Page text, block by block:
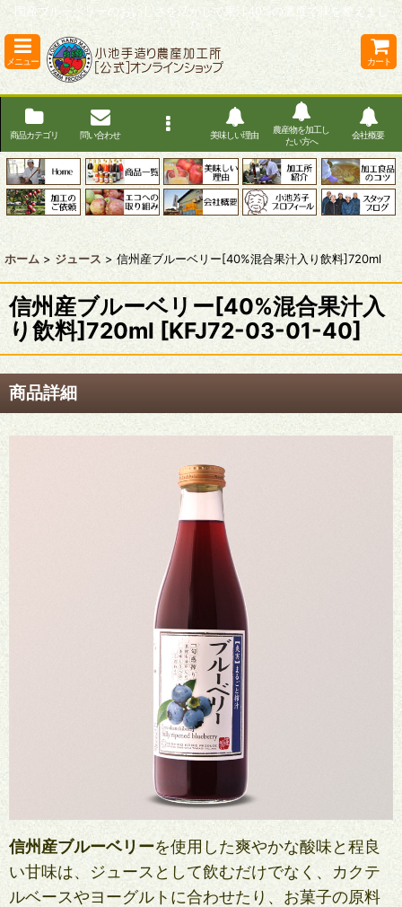
国産ブルーベリーのおいしさを活かして果汁40%の濃度で味を整えまし
た。
メニュー カート
商品カテゴリ 問い合わせ 美味しい理由
農産物を加工し
たい方へ
会社概要
ホーム > ジュース > 信州産ブルーベリー[40%混合果汁入り飲料]720ml
信州産ブルーベリー[40%混合果汁入
り飲料]720ml [KFJ72-03-01-40]
商品詳細
信州産ブルーベリーを使用した爽やかな酸味と程良
い甘味は、ジュースとして飲むだけでなく、カクテ
ルベースやヨーグルトに合わせたり、お菓子の原料